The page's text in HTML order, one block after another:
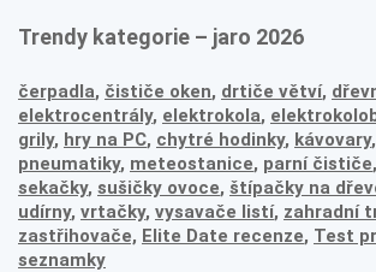
Trendy kategorie – jaro 2026
čerpadla, čističe oken, drtiče větví,
elektrocentrály, elektrokola,
grily, hry na PC, chytré hodinky, kávovary,
pneumatiky, meteostanice, parní čističe,
sekačky, sušičky ovoce, štípačky na
udírny, vrtačky, vysavače listí, zahradní
zastřihovače, Elite Date recenze, Test
seznamky